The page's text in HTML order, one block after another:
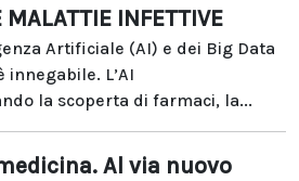
MALATTIE INFETTIVE
Artificiale (AI) e dei Big Data
L’AI
la scoperta di farmaci, la...
Al via nuovo